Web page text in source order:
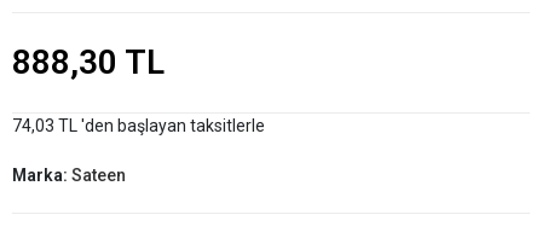
888,30 TL
74,03 TL 'den başlayan taksitlerle
Marka: Sateen